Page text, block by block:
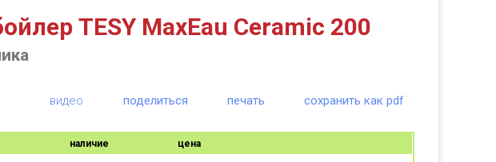
TESY MaxEau Ceramic 200
видео поделиться печать сохранить как pdf
наличие цена